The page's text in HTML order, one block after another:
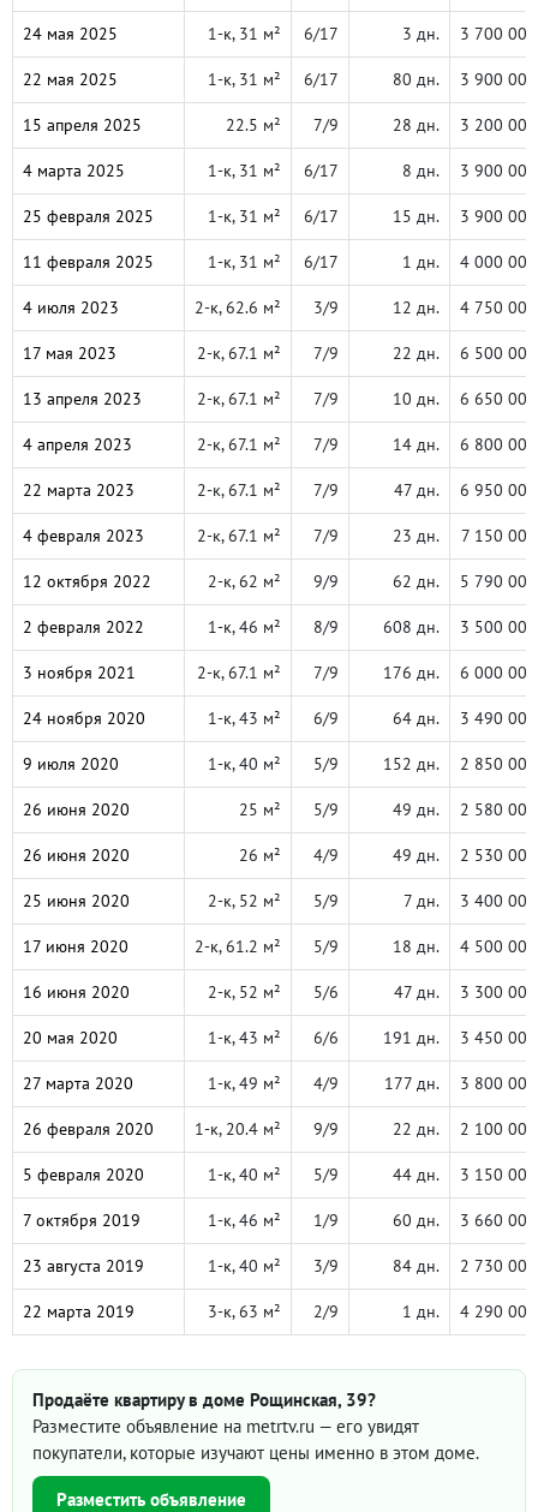
24 мая 2025 1-к, 31 м² 6/17 3 дн. 3 700 000
22 мая 2025 1-к, 31 м² 6/17 80 дн. 3 900 000
15 апреля 2025 22.5 м² 7/9 28 дн. 3 200 000
4 марта 2025 1-к, 31 м² 6/17 8 дн. 3 900 000
25 февраля 2025 1-к, 31 м² 6/17 15 дн. 3 900 000
11 февраля 2025 1-к, 31 м² 6/17 1 дн. 4 000 000
4 июля 2023 2-к, 62.6 м² 3/9 12 дн. 4 750 000
17 мая 2023 2-к, 67.1 м² 7/9 22 дн. 6 500 000
13 апреля 2023 2-к, 67.1 м² 7/9 10 дн. 6 650 000
4 апреля 2023 2-к, 67.1 м² 7/9 14 дн. 6 800 000
22 марта 2023 2-к, 67.1 м² 7/9 47 дн. 6 950 000
4 февраля 2023 2-к, 67.1 м² 7/9 23 дн. 7 150 000
12 октября 2022 2-к, 62 м² 9/9 62 дн. 5 790 000
2 февраля 2022 1-к, 46 м² 8/9 608 дн. 3 500 000
3 ноября 2021 2-к, 67.1 м² 7/9 176 дн. 6 000 000
24 ноября 2020 1-к, 43 м² 6/9 64 дн. 3 490 000
9 июля 2020 1-к, 40 м² 5/9 152 дн. 2 850 000
26 июня 2020 25 м² 5/9 49 дн. 2 580 000
26 июня 2020 26 м² 4/9 49 дн. 2 530 000
25 июня 2020 2-к, 52 м² 5/9 7 дн. 3 400 000
17 июня 2020 2-к, 61.2 м² 5/9 18 дн. 4 500 000
16 июня 2020 2-к, 52 м² 5/6 47 дн. 3 300 000
20 мая 2020 1-к, 43 м² 6/6 191 дн. 3 450 000
27 марта 2020 1-к, 49 м² 4/9 177 дн. 3 800 000
26 февраля 2020 1-к, 20.4 м² 9/9 22 дн. 2 100 000
5 февраля 2020 1-к, 40 м² 5/9 44 дн. 3 150 000
7 октября 2019 1-к, 46 м² 1/9 60 дн. 3 660 000
23 августа 2019 1-к, 40 м² 3/9 84 дн. 2 730 000
22 марта 2019 3-к, 63 м² 2/9 1 дн. 4 290 000
Продаёте квартиру в доме Рощинская, 39?
Разместите объявление на metrtv.ru — его увидят
покупатели, которые изучают цены именно в этом доме.
Разместить объявление